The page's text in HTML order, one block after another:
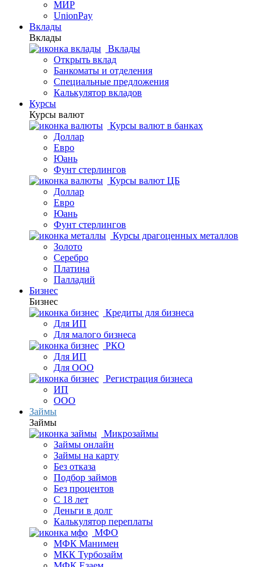
МИР
UnionPay
Вклады
Вклады
Вклады
Открыть вклад
Банкоматы и отделения
Специальные предложения
Калькулятор вкладов
Курсы
Курсы валют
Курсы валют в банках
Доллар
Евро
Юань
Фунт стерлингов
Курсы валют ЦБ
Доллар
Евро
Юань
Фунт стерлингов
Курсы драгоценных металлов
Золото
Серебро
Платина
Палладий
Бизнес
Бизнес
Кредиты для бизнеса
Для ИП
Для малого бизнеса
РКО
Для ИП
Для ООО
Регистрация бизнеса
ИП
ООО
Займы
Займы
Микрозаймы
Займы онлайн
Займы на карту
Без отказа
Подбор займов
Без процентов
С 18 лет
Деньги в долг
Калькулятор переплаты
МФО
МФК Манимен
МКК Турбозайм